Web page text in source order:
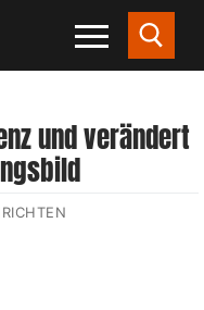
und verändert